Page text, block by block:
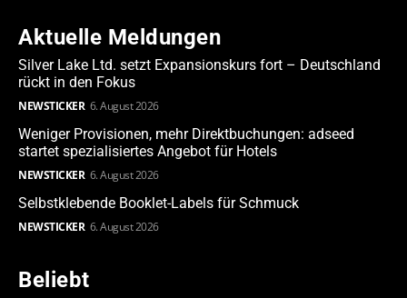
Aktuelle Meldungen
Silver Lake Ltd. setzt Expansionskurs fort – Deutschland
rückt in den Fokus
NEWSTICKER 6. August 2026
Weniger Provisionen, mehr Direktbuchungen: adseed
startet spezialisiertes Angebot für Hotels
NEWSTICKER 6. August 2026
Selbstklebende Booklet-Labels für Schmuck
NEWSTICKER 6. August 2026
Beliebt